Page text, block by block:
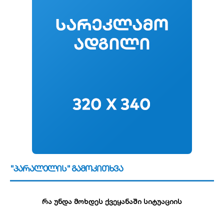
"პარალელის" გამოკითხვა
რა უნდა მოხდეს ქვეყანაში სიტუაციის